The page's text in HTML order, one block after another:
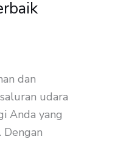
dan
udara
Anda yang